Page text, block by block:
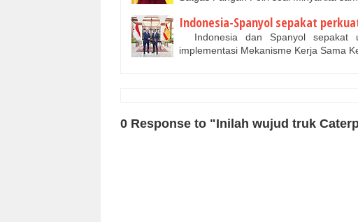
Indonesia-Spanyol sepakat
Indonesia dan Spanyol sepakat
implementasi Mekanisme Kerja Sama
0 Response to "Inilah wujud truk